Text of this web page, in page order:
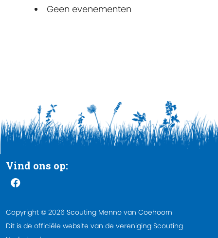
Geen evenementen
Vind ons op:
Copyright © 2026 Scouting Menno van Coehoorn
Dit is de officiële website van de vereniging Scouting